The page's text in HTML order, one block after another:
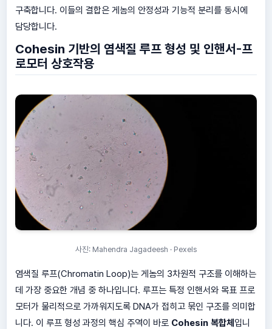
구축합니다. 이들의 결합은 게놈의 안정성과 기능적 분리를 동시에
담당합니다.
Cohesin 기반의 염색질 루프 형성 및 인핸서-프
로모터 상호작용
사진: Mahendra Jagadeesh · Pexels
염색질 루프(Chromatin Loop)는 게놈의 3차원적 구조를 이해하는
데 가장 중요한 개념 중 하나입니다. 루프는 특정 인핸서와 목표 프로
모터가 물리적으로 가까워지도록 DNA가 접히고 묶인 구조를 의미합
니다. 이 루프 형성 과정의 핵심 주역이 바로 Cohesin 복합체 입니